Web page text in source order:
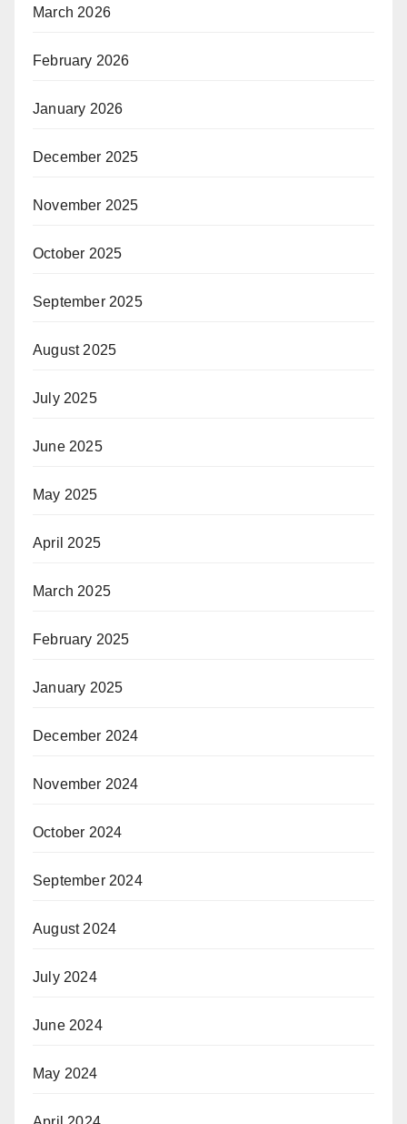
March 2026
February 2026
January 2026
December 2025
November 2025
October 2025
September 2025
August 2025
July 2025
June 2025
May 2025
April 2025
March 2025
February 2025
January 2025
December 2024
November 2024
October 2024
September 2024
August 2024
July 2024
June 2024
May 2024